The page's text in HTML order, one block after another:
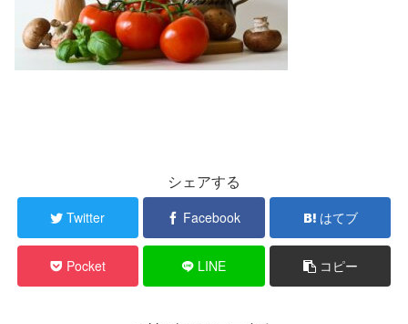
シェアする
Twitter Facebook はてブ
Pocket LINE コピー